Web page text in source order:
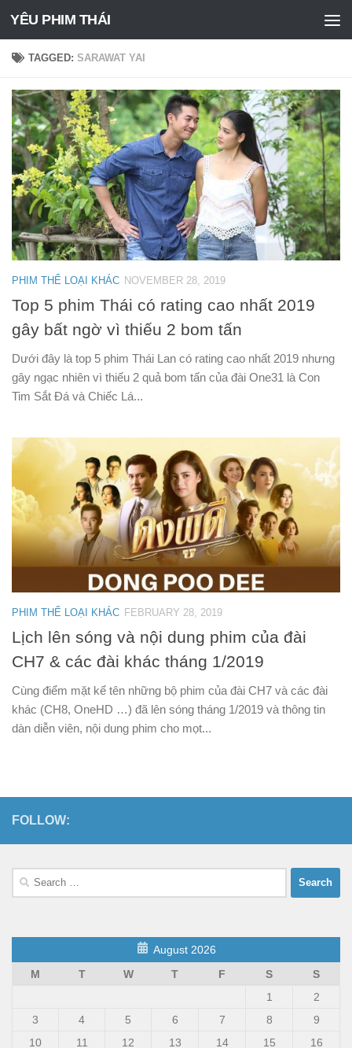
Skip to content
YÊU PHIM THÁI
TAGGED:SARAWAT YAI
PHIM THỂ LOẠI KHÁC NOVEMBER 28, 2019
Top 5 phim Thái có rating cao nhất 2019
gây bất ngờ vì thiếu 2 bom tấn
Dưới đây là top 5 phim Thái Lan có rating cao nhất 2019 nhưng
gây ngạc nhiên vì thiếu 2 quả bom tấn của đài One31 là Con
Tim Sắt Đá và Chiếc Lá...
PHIM THỂ LOẠI KHÁC FEBRUARY 28, 2019
Lịch lên sóng và nội dung phim của đài
CH7 & các đài khác tháng 1/2019
Cùng điểm mặt kể tên những bộ phim của đài CH7 và các đài
khác (CH8, OneHD …) đã lên sóng tháng 1/2019 và thông tin
dàn diễn viên, nội dung phim cho mọt...
FOLLOW:
Search
August 2026
M
T W T F S
S
1
2
3
4 5 6 7 8
9
10
11 12 13 14 15
16